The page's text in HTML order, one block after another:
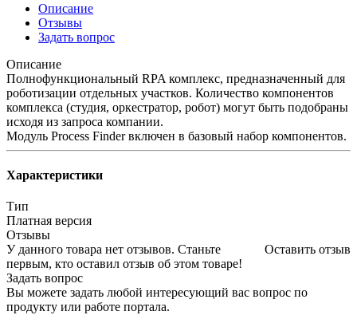
Описание
Отзывы
Задать вопрос
Описание
Полнофункциональный RPA комплекс, предназначенный для
роботизации отдельных участков. Количество компонентов
комплекса (студия, оркестратор, робот) могут быть подобраны
исходя из запроса компании.
Модуль Process Finder включен в базовый набор компонентов.
Характеристики
Тип
Платная версия
Отзывы
Оставить отзыв
У данного товара нет отзывов. Станьте
первым, кто оставил отзыв об этом товаре!
Задать вопрос
Вы можете задать любой интересующий вас вопрос по
продукту или работе портала.